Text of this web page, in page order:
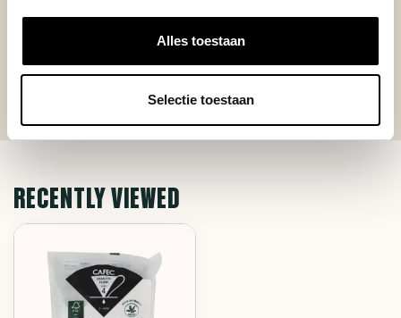
Alles toestaan
Selectie toestaan
RECENTLY VIEWED